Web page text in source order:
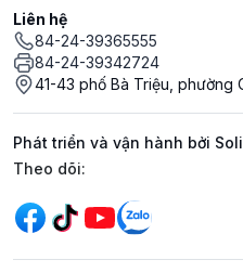
Liên hệ
84-24-39365555
84-24-39342724
41-43 phố Bà Triệu, phường
Phát triển và vận hành bởi
Mạng xã hội
Theo dõi: